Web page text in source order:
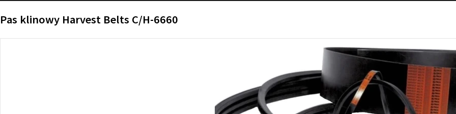
Pas klinowy Harvest Belts C/H-6660